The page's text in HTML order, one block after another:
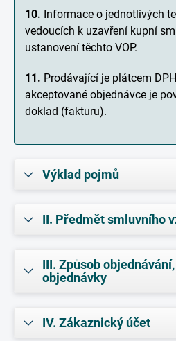
10. Informace o jednotlivých
vedoucích k uzavření kupní
ustanovení těchto VOP.
11. Prodávající je plátcem
akceptované objednávce je
doklad (fakturu).
Výklad pojmů
II. Předmět smluvního
III. Způsob
objednávky
IV. Zákaznický účet